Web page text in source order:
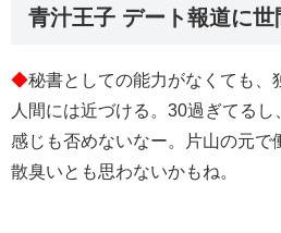
青汁王子 デート報道に世
◆秘書としての能力がなくても、
人間には近づける。30過ぎてる
感じも否めないなー。片山の元で
散臭いとも思わないかもね。